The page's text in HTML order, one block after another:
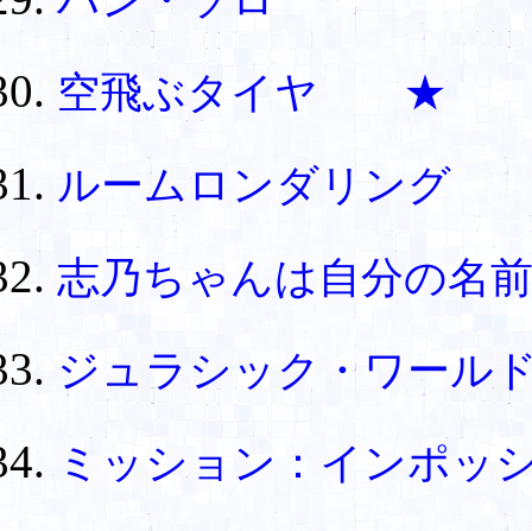
空飛ぶタイヤ ★
ルームロンダリン
志乃ちゃんは自分の名
ジュラシック・ワール
ミッション：インポ